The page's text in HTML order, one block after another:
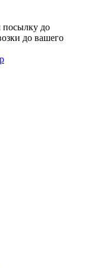
посылку до
до вашего